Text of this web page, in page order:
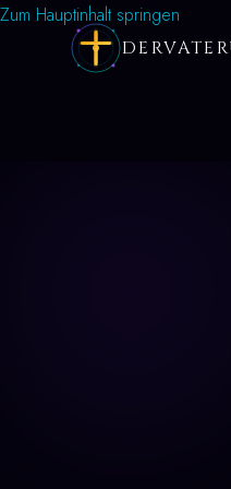
Zum Hauptinhalt springen